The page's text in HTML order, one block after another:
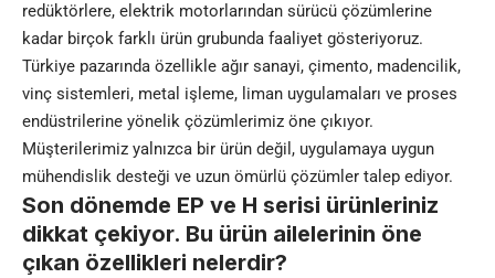
redüktörlere, elektrik motorlarından sürücü çözümlerine
kadar birçok farklı ürün grubunda faaliyet gösteriyoruz.
Türkiye pazarında özellikle ağır sanayi, çimento, madencilik,
vinç sistemleri, metal işleme, liman uygulamaları ve proses
endüstrilerine yönelik çözümlerimiz öne çıkıyor.
Müşterilerimiz yalnızca bir ürün değil, uygulamaya uygun
mühendislik desteği ve uzun ömürlü çözümler talep ediyor.
Son dönemde EP ve H serisi ürünleriniz
dikkat çekiyor. Bu ürün ailelerinin öne
çıkan özellikleri nelerdir?